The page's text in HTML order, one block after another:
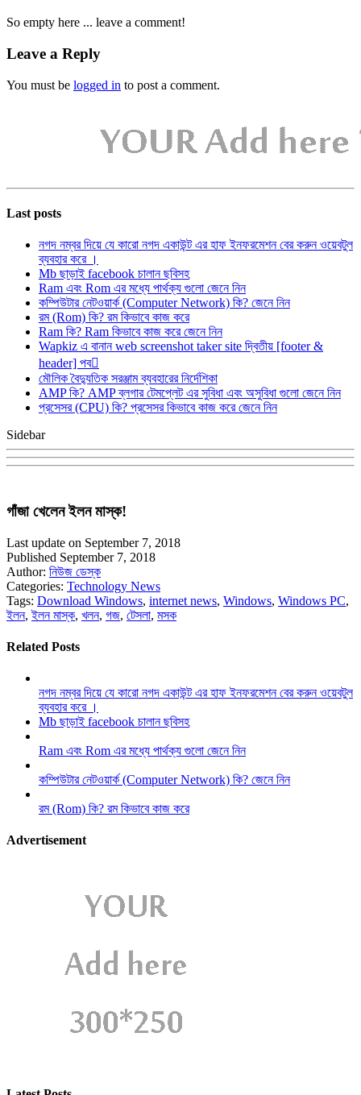
So empty here ... leave a comment!
Leave a Reply
You must be logged in to post a comment.
Last posts
নগদ নম্বর দিয়ে যে কারো নগদ একাউন্ট এর হাফ ইনফরমেশন বের করুন ওয়েবটুল
ব্যবহার করে ।
Mb ছাড়াই facebook চালান ছবিসহ
Ram এবং Rom এর মধ্যে পার্থক্য গুলো জেনে নিন
কম্পিউটার নেটওয়ার্ক (Computer Network) কি? জেনে নিন
রম (Rom) কি? রম কিভাবে কাজ করে
Ram কি? Ram কিভাবে কাজ করে জেনে নিন
Wapkiz এ বানান web screenshot taker site দ্বিতীয় [footer &
header] পব
মৌলিক বৈদ্যুতিক সরঞ্জাম ব্যবহারের নির্দেশিকা
AMP কি? AMP ব্লগার টেমপ্লেট এর সুবিধা এবং অসুবিধা গুলো জেনে নিন
প্রসেসর (CPU) কি? প্রসেসর কিভাবে কাজ করে জেনে নিন
Sidebar
গাঁজা খেলেন ইলন মাস্ক!
Last update on September 7, 2018
Published September 7, 2018
Author: নিউজ ডেস্ক
Categories: Technology News
Tags: Download Windows, internet news, Windows, Windows PC,
ইলন,ইলন মাস্ক, খলন, গজ, টেসলা, মসক
Related Posts
নগদ নম্বর দিয়ে যে কারো নগদ একাউন্ট এর হাফ ইনফরমেশন বের করুন ওয়েবটুল
ব্যবহার করে ।
Mb ছাড়াই facebook চালান ছবিসহ
Ram এবং Rom এর মধ্যে পার্থক্য গুলো জেনে নিন
কম্পিউটার নেটওয়ার্ক (Computer Network) কি? জেনে নিন
রম (Rom) কি? রম কিভাবে কাজ করে
Advertisement